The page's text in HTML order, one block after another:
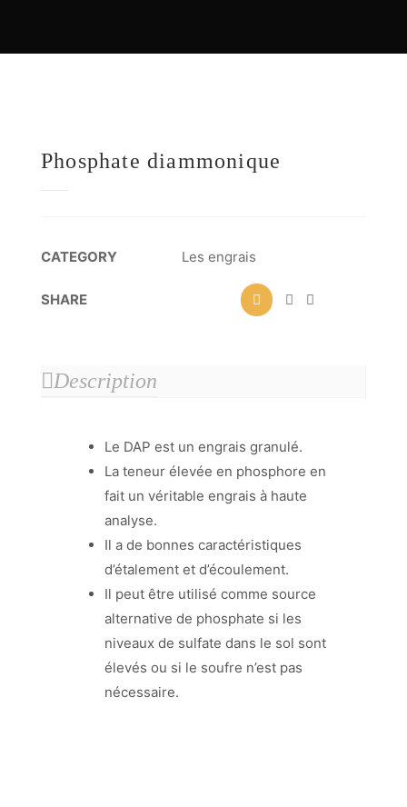
Phosphate diammonique
CATEGORY Les engrais
SHARE
Description
Le DAP est un engrais granulé.
La teneur élevée en phosphore en
fait un véritable engrais à haute
analyse.
Il a de bonnes caractéristiques
d’étalement et d’écoulement.
Il peut être utilisé comme source
alternative de phosphate si les
niveaux de sulfate dans le sol sont
élevés ou si le soufre n’est pas
nécessaire.